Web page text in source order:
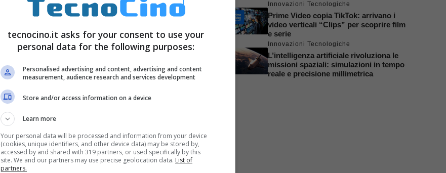
Innovazioni Tecnologiche
Prime Video copia TikTok: arrivano i
video verticali “Clips” per scoprire film
e serie
Innovazioni Tecnologiche
L’intelligenza artificiale rivoluziona le
missioni spaziali: simulazioni in tempo
reale e precisione millimetrica
tecnocino.it asks for your consent to use your
personal data for the following purposes:
Personalised advertising and content, advertising and content
measurement, audience research and services development
Store and/or access information on a device
Learn more
Your personal data will be processed and information from your device
(cookies, unique identifiers, and other device data) may be stored by,
accessed by and shared with 319 partners, or used specifically by this
site. We and our partners may use precise geolocation data. List of
partners.